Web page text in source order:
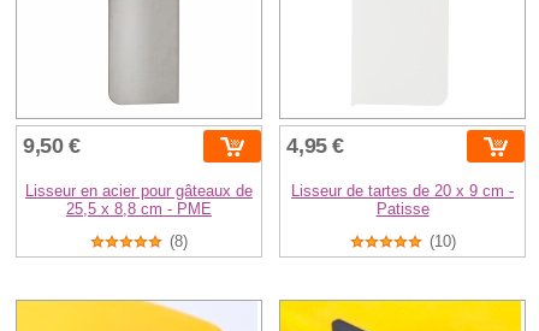
9,50 €
Lisseur en acier pour gâteaux de
25,5 x 8,8 cm - PME
(8)
4,95 €
Lisseur de tartes de 20 x 9 cm -
Patisse
(10)